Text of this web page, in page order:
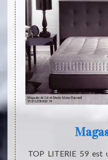
à
TOP LITERIE 59 est